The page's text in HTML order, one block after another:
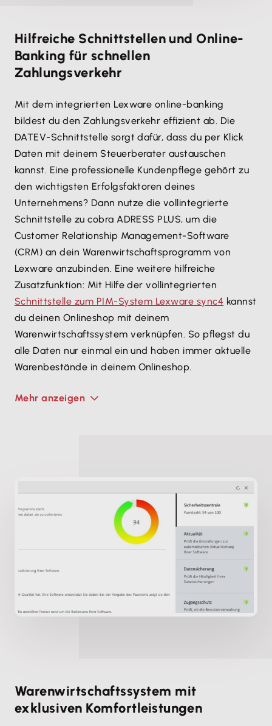
Hilfreiche Schnittstellen und Online-
Banking für schnellen
Zahlungsverkehr
Mit dem integrierten Lexware online-banking
bildest du den Zahlungsverkehr effizient ab. Die
DATEV-Schnittstelle sorgt dafür, dass du per Klick
Daten mit deinem Steuer­berater austauschen
kannst. Eine professionelle Kunden­pflege gehört zu
den wichtigsten Erfolgsfaktoren deines
Unternehmens? Dann nutze die vollintegrierte
Schnittstelle zu cobra ADRESS PLUS, um die
Customer Relationship Management-Software
(CRM) an dein Warenwirtschaftsprogramm von
Lexware anzubinden. Eine weitere hilfreiche
Zusatzfunktion: Mit Hilfe der vollintegrierten
Schnittstelle zum PIM-System Lexware sync4 kannst
du deinen Onlineshop mit deinem
Warenwirtschaftssystem verknüpfen. So pflegst du
alle Daten nur einmal ein und haben immer aktuelle
Warenbestände in deinem Onlineshop.
Mehr anzeigen
Warenwirtschaftssystem mit
exklusiven Komfortleistungen